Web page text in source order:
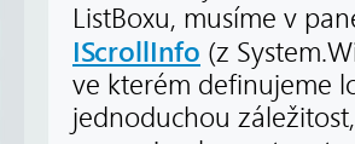
ListBoxu, musíme v
IScrollInfo (z
ve kterém definujeme
jednoduchou